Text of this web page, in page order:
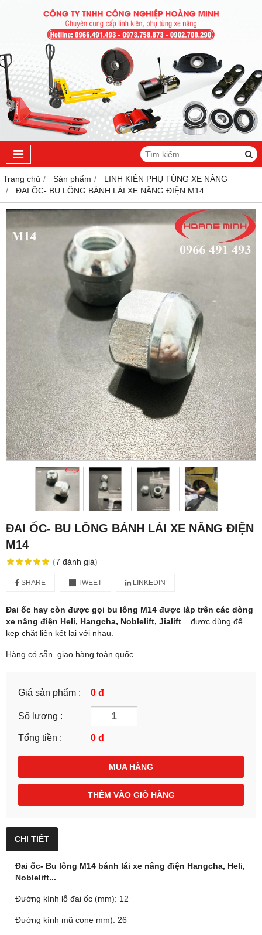
Trang chủ Sản phẩm
LINH KIÊN PHỤ TÙNG XE NÂNG
ĐAI ỐC- BU LÔNG BÁNH LÁI XE NÂNG ĐIỆN M14
ĐAI ỐC- BU LÔNG BÁNH LÁI XE NÂNG ĐIỆN
M14
(7 đánh giá)
SHARE TWEET LINKEDIN
Đai ốc hay còn được gọi bu lông M14 được lắp trên các dòng
xe nâng điện Heli, Hangcha, Noblelift, Jialift ... được dùng để
kẹp chặt liên kết lại với nhau.
Hàng có sẵn. giao hàng toàn quốc.
Giá sản phẩm : 0 đ
Số lượng :
Tổng tiền : 0 đ
MUA HÀNG
THÊM VÀO GIỎ HÀNG
CHI TIẾT
Đai ốc- Bu lông M14 bánh lái xe nâng điện Hangcha, Heli,
Noblelift...
Đường kính lỗ đai ốc (mm): 12
Đường kính mũ cone mm): 26